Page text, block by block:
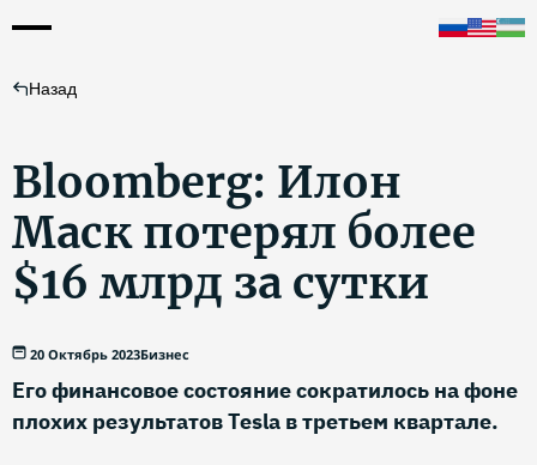
Назад
Bloomberg: Илон
Маск потерял более
$16 млрд за сутки
20 Октябрь 2023Бизнес
Его финансовое состояние сократилось на фоне
плохих результатов Tesla в третьем квартале.